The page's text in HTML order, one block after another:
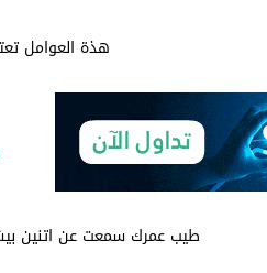
هذة العوامل
طيب عمرك سمعت عن اتنين